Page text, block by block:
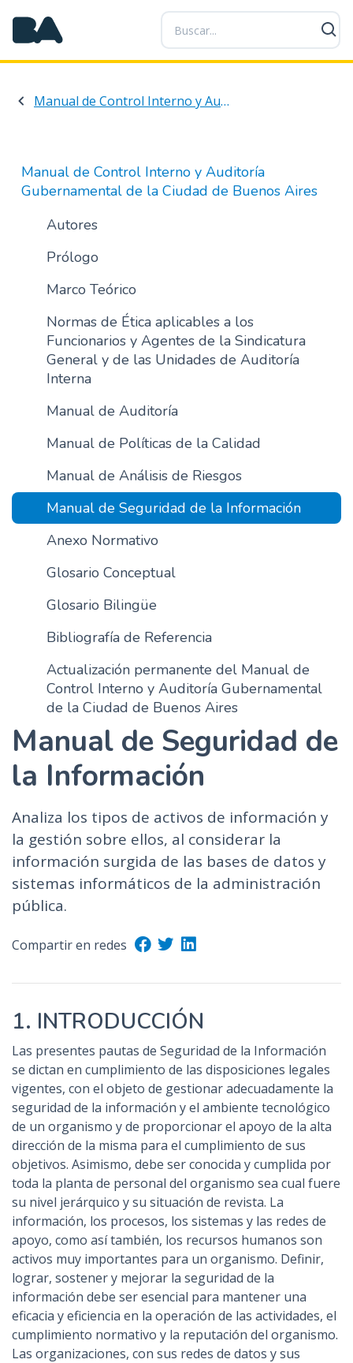
P
a
s
a
a
n
t
p
r
i
n
i
a
Manual de Control Interno y Auditoría Gubernamental de la Ciudad de Buenos Aires
Manual de Control Interno y Auditoría
Gubernamental de la Ciudad de Buenos Aires
Autores
Prólogo
Marco Teórico
Normas de Ética aplicables a los
Funcionarios y Agentes de la Sindicatura
General y de las Unidades de Auditoría
Interna
Manual de Auditoría
Manual de Políticas de la Calidad
Manual de Análisis de Riesgos
Manual de Seguridad de la Información
Anexo Normativo
Glosario Conceptual
Glosario Bilingüe
Bibliografía de Referencia
Actualización permanente del Manual de
Control Interno y Auditoría Gubernamental
de la Ciudad de Buenos Aires
Manual de Seguridad de
la Información
Analiza los tipos de activos de información y
la gestión sobre ellos, al considerar la
información surgida de las bases de datos y
sistemas informáticos de la administración
pública.
Compartir en redes
1. INTRODUCCIÓN
Las presentes pautas de Seguridad de la Información
se dictan en cumplimiento de las disposiciones legales
vigentes, con el objeto de gestionar adecuadamente la
seguridad de la información y el ambiente tecnológico
de un organismo y de proporcionar el apoyo de la alta
dirección de la misma para el cumplimiento de sus
objetivos. Asimismo, debe ser conocida y cumplida por
toda la planta de personal del organismo sea cual fuere
su nivel jerárquico y su situación de revista. La
información, los procesos, los sistemas y las redes de
apoyo, como así también, los recursos humanos son
activos muy importantes para un organismo. Definir,
lograr, sostener y mejorar la seguridad de la
información debe ser esencial para mantener una
eficacia y eficiencia en la operación de las actividades, el
cumplimiento normativo y la reputación del organismo.
Las organizaciones, con sus redes de datos y sus